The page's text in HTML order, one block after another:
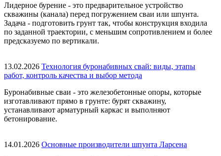
Лидерное бурение - это предварительное устройство
скважины (канала) перед погружением сваи или шпунта.
Задача - подготовить грунт так, чтобы конструкция входила
по заданной траектории, с меньшим сопротивлением и более
предсказуемо по вертикали.
13.02.2026 Технология буронабивных свай: виды, этапы
работ, контроль качества и выбор метода
Буронабивные сваи - это железобетонные опоры, которые
изготавливают прямо в грунте: бурят скважину,
устанавливают арматурный каркас и выполняют
бетонирование.
14.01.2026 Основные производители шпунта Ларсена